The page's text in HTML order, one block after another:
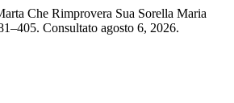
Che Rimprovera Sua Sorella Maria
Consultato agosto 6, 2026.